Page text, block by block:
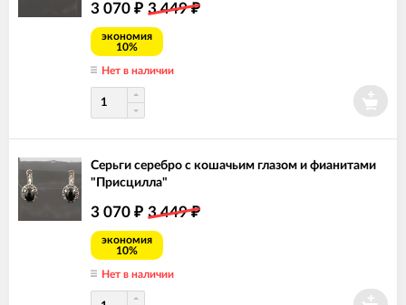
3 070 ₽ 3 449₽
экономия
10%
Нет в наличии
Серьги серебро с кошачьим глазом и фианитами
"Присцилла"
3 070 ₽ 3 449₽
экономия
10%
Нет в наличии